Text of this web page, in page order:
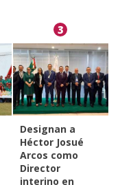
3
Designan a
Héctor Josué
Arcos como
Director
interino en